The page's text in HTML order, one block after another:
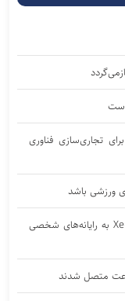
است
تجاری‌سازی فناوری
ورزشی باشد
بازی‌های ایکس‌باکس ۳۶۰ با شبیه‌ساز رسمی Xe۰۳ به رایانه‌های شخصی